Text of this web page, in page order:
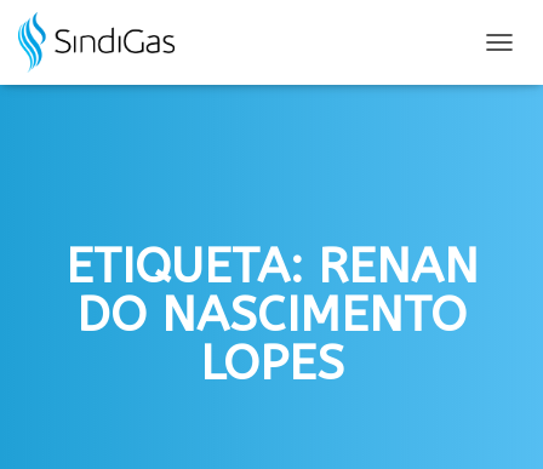
for:
ETIQUETA: RENAN
DO NASCIMENTO
LOPES